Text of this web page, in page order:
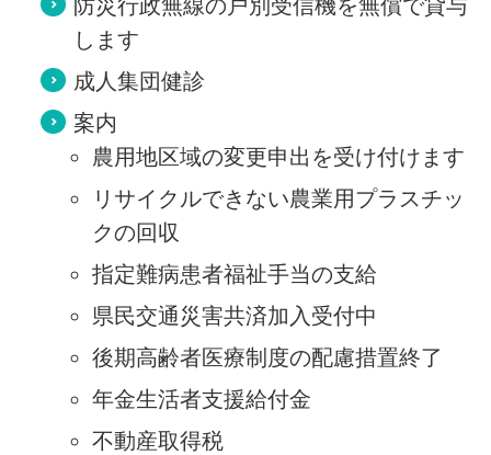
防災行政無線の戸別受信機を無償で貸与
します
成人集団健診
案内
農用地区域の変更申出を受け付けます
リサイクルできない農業用プラスチッ
クの回収
指定難病患者福祉手当の支給
県民交通災害共済加入受付中
後期高齢者医療制度の配慮措置終了
年金生活者支援給付金
不動産取得税